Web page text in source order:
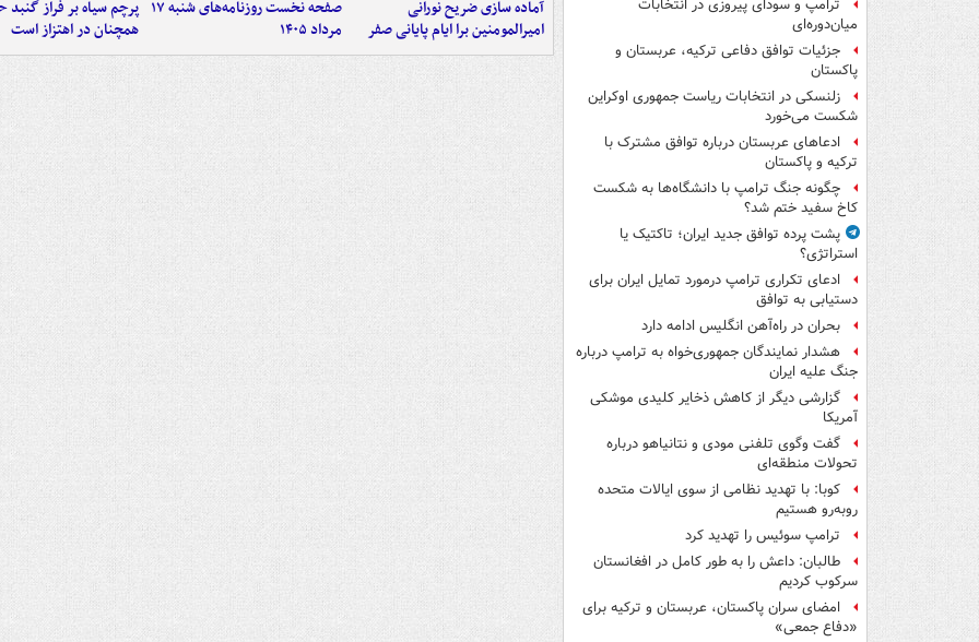
ترامپ و سودای پیروزی در انتخابات
میان‌دوره‌ای
جزئیات توافق دفاعی ترکیه، عربستان و
پاکستان
زلنسکی در انتخابات ریاست جمهوری اوکراین
شکست می‌خورد
ادعاهای عربستان درباره توافق مشترک با
ترکیه و پاکستان
چگونه جنگ ترامپ با دانشگاه‌ها به شکست
کاخ سفید ختم شد؟
پشت پرده توافق جدید ایران؛ تاکتیک یا
استراتژی؟
ادعای تکراری ترامپ درمورد تمایل ایران برای
دستیابی به توافق
بحران در راه‌آهن انگلیس ادامه دارد
هشدار نمایندگان جمهوری‌خواه به ترامپ درباره
جنگ علیه ایران
گزارشی دیگر از کاهش ذخایر کلیدی موشکی
آمریکا
گفت وگوی تلفنی مودی و نتانیاهو درباره
تحولات منطقه‌ای
کوبا: با تهدید نظامی از سوی ایالات متحده
روبه‌رو هستیم
ترامپ سوئیس را تهدید کرد
طالبان: داعش را به طور کامل در افغانستان
سرکوب کردیم
امضای سران پاکستان، عربستان و ترکیه برای
«دفاع جمعی»
آماده سازی ضریح نورانی
امیرالمومنین برا ایام پایانی صفر
صفحه نخست روزنامه‌های شنبه ۱۷
مرداد ۱۴۰۵
پرچم سیاه بر فراز
همچنان در اهتزاز است